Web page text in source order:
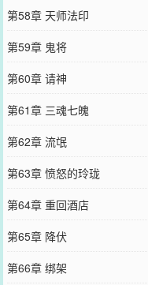
第58章 天师法印
第59章 鬼将
第60章 请神
第61章 三魂七魄
第62章 流氓
第63章 愤怒的玲珑
第64章 重回酒店
第65章 降伏
第66章 绑架